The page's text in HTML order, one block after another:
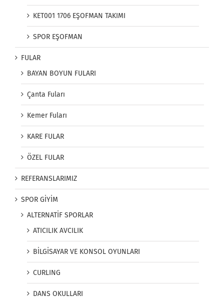
KET001 1706 EŞOFMAN TAKIMI
SPOR EŞOFMAN
FULAR
BAYAN BOYUN FULARI
Çanta Fuları
Kemer Fuları
KARE FULAR
ÖZEL FULAR
REFERANSLARIMIZ
SPOR GİYİM
ALTERNATİF SPORLAR
ATICILIK AVCILIK
BİLGİSAYAR VE KONSOL OYUNLARI
CURLING
DANS OKULLARI